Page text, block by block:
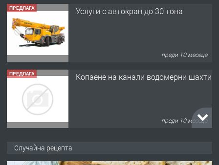
ПРЕДЛАГА Услуги с автокран до 30 тона
преди 10 месеца
ПРЕДЛАГА Копаене на канали водомерни шахти
преди 10 месеца
Случайна рецепта